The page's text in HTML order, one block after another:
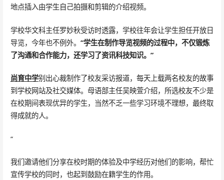
地点插入由学生自己拍摄和剪辑的介绍视频。
学校华文科主任罗妙秋受访时透露，学校往年会让学生担任开放日
导览，今年也不例外。 “学生在制作导览视频的过程中，不仅锻炼
了沟通和合作能力，还学习了资讯科技知识。”
尚育中学别出心裁制作了校友采访报道，每天上载两名校友的故事
到学校网站及社交媒体。母语部主任吴映萱介绍，所选校友不少是
在校期间表现优异的学生，当然不乏一些学习环境不理想，最终取
得成就的人。
“
我们邀请他们分享在校时期的体验及中学经历对他们的影响，帮忙
宣传学校的同时，也起到鼓励在籍学生的作用。